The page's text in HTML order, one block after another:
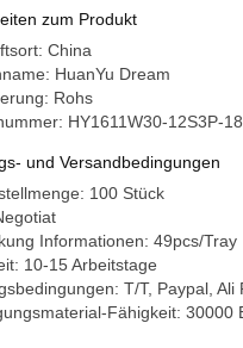
zum Produkt
China
HuanYu Dream
Rohs
HY1611W30-12S3P-
und Versandbedingungen
100 Stück
Informationen: 49pcs/Tray
10-15 Arbeitstage
T/T, Paypal, Ali
Fähigkeit: 30000